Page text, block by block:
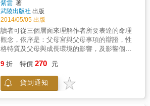
紫雲 著
武陵出版社 出版
2014/05/05 出版
讀者可從三個層面來理解作者所要表達的命理
觀念，依序是：父母宮與父母事項的辯證，性
格特質及父母與成長環境的影響，及影響個別
言，都是相當基礎且重要的。
9 折 特價 270 元
貨到通知